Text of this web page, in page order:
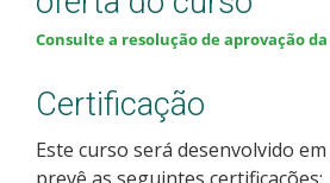
Consulte a resolução de aprovação
Certificação
Este curso será desenvolvido